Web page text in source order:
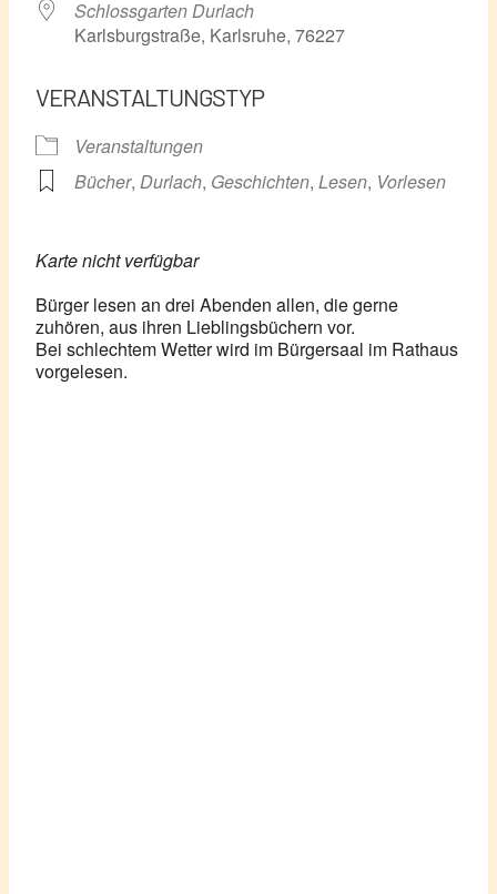
Schlossgarten Durlach
Karlsburgstraße, Karlsruhe, 76227
VERANSTALTUNGSTYP
Veranstaltungen
Bücher, Durlach, Geschichten, Lesen, Vorlesen
Karte nicht verfügbar
Bürger lesen an drei Abenden allen, die gerne
zuhören, aus ihren Lieblingsbüchern vor.
Bei schlechtem Wetter wird im Bürgersaal im Rathaus
vorgelesen.